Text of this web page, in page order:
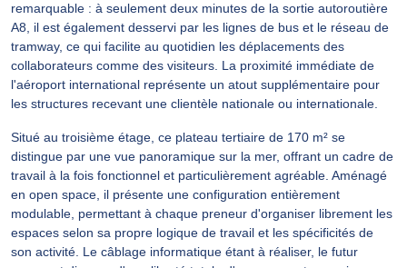
remarquable : à seulement deux minutes de la sortie autoroutière
A8, il est également desservi par les lignes de bus et le réseau de
tramway, ce qui facilite au quotidien les déplacements des
collaborateurs comme des visiteurs. La proximité immédiate de
l'aéroport international représente un atout supplémentaire pour
les structures recevant une clientèle nationale ou internationale.
Situé au troisième étage, ce plateau tertiaire de 170 m² se
distingue par une vue panoramique sur la mer, offrant un cadre de
travail à la fois fonctionnel et particulièrement agréable. Aménagé
en open space, il présente une configuration entièrement
modulable, permettant à chaque preneur d'organiser librement les
espaces selon sa propre logique de travail et les spécificités de
son activité. Le câblage informatique étant à réaliser, le futur